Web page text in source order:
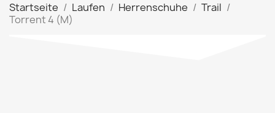
Startseite Laufen Herrenschuhe
Trail
Torrent 4 (M)